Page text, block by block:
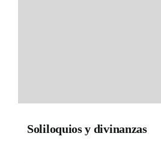
Soliloquios y divinanzas